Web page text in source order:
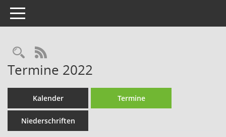
Toggle navigation
Rechercheauswahl
RSS-Feed
Termine 2022
Kalender Termine
Niederschriften